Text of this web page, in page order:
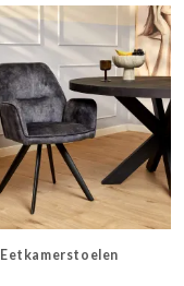
Eetkamerstoelen